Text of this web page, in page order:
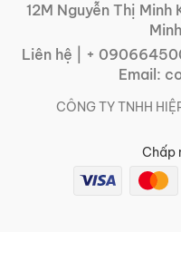
12M Nguyễn Thị Minh
Liên hệ |
+
Email:
CÔNG TY TNHH
Chấp